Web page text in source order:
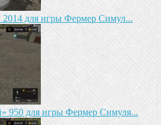
2014 для игры Фермер Симул...
950 для игры Фермер Симуля...